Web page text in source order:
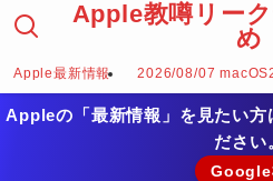
Apple教噂リー
め
Apple最新情報 2026/08/07
Appleの「最新情報」を見たい
ださい
Google